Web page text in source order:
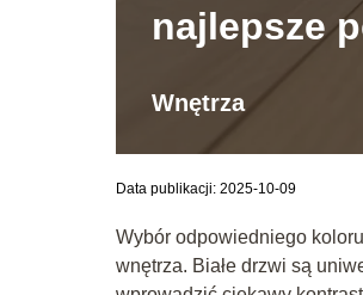
najlepsze
Wnętrza
Data publikacji: 2025-10-09
Wybór odpowiedniego
wnętrza. Białe drzwi są